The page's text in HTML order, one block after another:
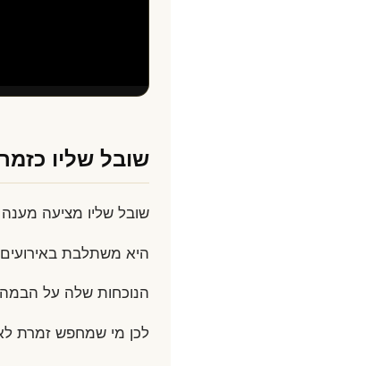
שובל שליו
שובל שליו מציעה
היא משתלבת
הנוכחות שלה על הבמה
לכן מי שמחפש זמרת